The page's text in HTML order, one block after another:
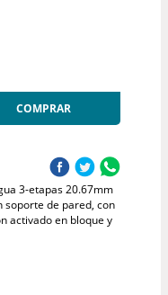
COMPRAR
3-etapas 20.67mm
soporte de pared, con
activado en bloque y